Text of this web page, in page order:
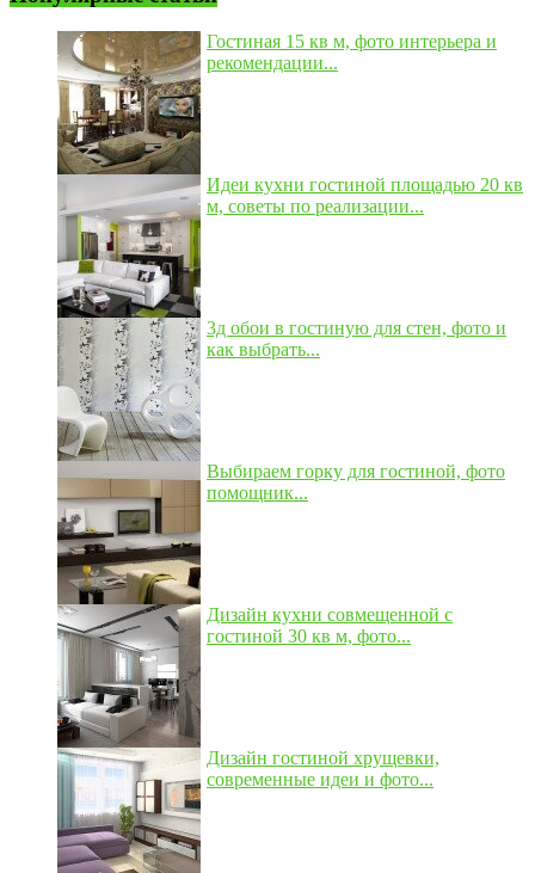
Гостиная 15 кв м, фото интерьера и
рекомендации...
Идеи кухни гостиной площадью 20 кв
м, советы по реализации...
3д обои в гостиную для стен, фото и
как выбрать...
Выбираем горку для гостиной, фото
помощник...
Дизайн кухни совмещенной с
гостиной 30 кв м, фото...
Дизайн гостиной хрущевки,
современные идеи и фото...